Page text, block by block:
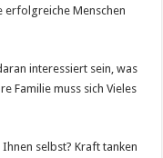
erfolgreiche Menschen
interessiert sein, was
Familie muss sich Vieles
selbst? Kraft tanken